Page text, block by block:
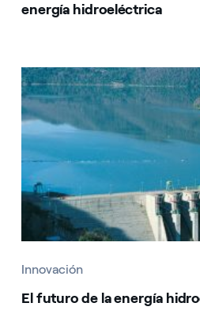
energía hidroeléctrica
Innovación
El futuro de la energía